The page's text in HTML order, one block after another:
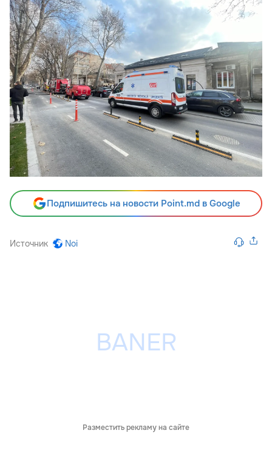
Подпишитесь на новости Point.md в Google
Источник Noi
Разместить рекламу на сайте